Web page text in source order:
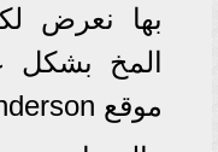
بها نعرض
المخ بشكل
موقع mdanderson.